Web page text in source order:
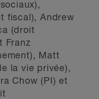
fiscal), Andrew
(droit
Franz
Matt
la vie privée),
Chow (PI) et